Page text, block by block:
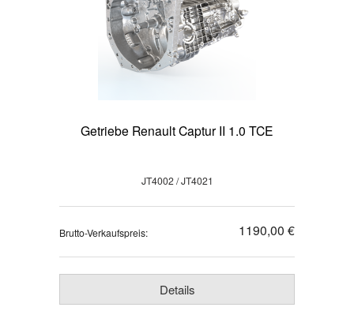
Getriebe Renault Captur II 1.0 TCE
JT4002 / JT4021
Brutto-Verkaufspreis: 1190,00 €
Details